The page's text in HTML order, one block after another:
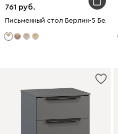
761
Письменный стол Берлин-5 Белый